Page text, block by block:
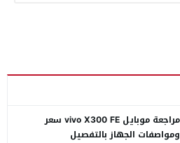
مراجعة موبايل vivo X300 FE سعر
ومواصفات الجهاز بالتفصيل